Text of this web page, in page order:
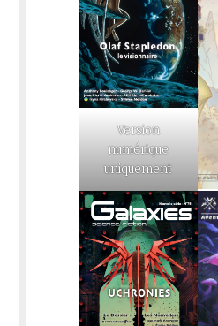
Version
numérique
uniquement